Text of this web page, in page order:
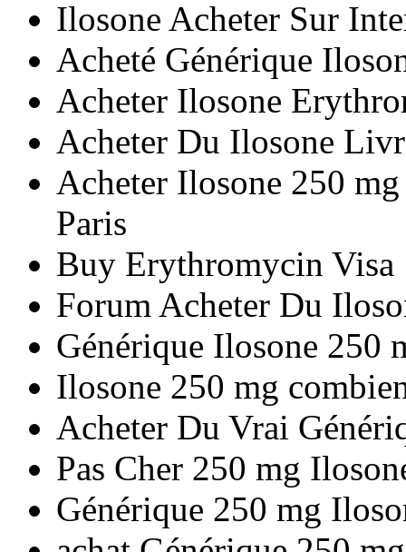
Ilosone Acheter Sur
Acheté Générique
Acheter Ilosone
Acheter Du Ilosone
Acheter Ilosone 250
Paris
Buy Erythromycin Visa
Forum Acheter Du
Générique Ilosone 250
Ilosone 250 mg
Acheter Du Vrai
Pas Cher 250 mg
Générique 250 mg